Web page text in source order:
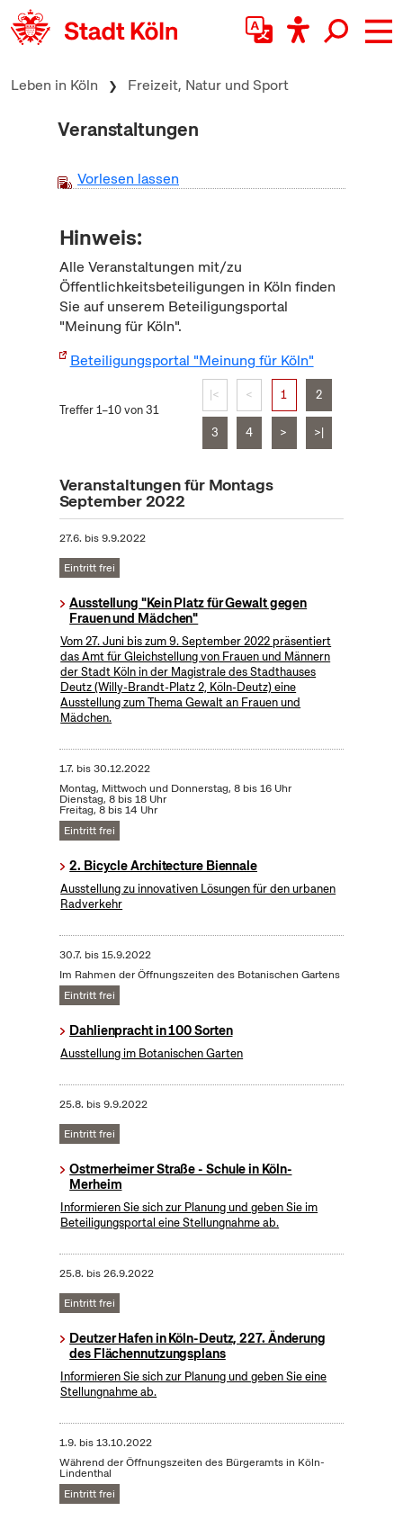
zum Inhalt springen
Leben in Köln Freizeit, Natur und Sport
Veranstaltungen
Vorlesen lassen
Hinweis:
Alle Veranstaltungen mit/zu
Öffentlichkeitsbeteiligungen in Köln finden
Sie auf unserem Beteiligungsportal
"Meinung für Köln".
Beteiligungsportal "Meinung für Köln"
Treffer 1–10 von 31
|< < 1 2
3 4 > >|
Veranstaltungen für Montags
September 2022
27.6. bis9.9.2022
Eintritt frei
Ausstellung "Kein Platz für Gewalt gegen
Frauen und Mädchen"
Vom 27. Juni bis zum 9. September 2022 präsentiert
das Amt für Gleichstellung von Frauen und Männern
der Stadt Köln in der Magistrale des Stadthauses
Deutz (Willy-Brandt-Platz 2, Köln-Deutz) eine
Ausstellung zum Thema Gewalt an Frauen und
Mädchen.
1.7. bis30.12.2022
Montag, Mittwoch und Donnerstag, 8 bis 16 Uhr
Dienstag, 8 bis 18 Uhr
Freitag, 8 bis 14 Uhr
Eintritt frei
2. Bicycle Architecture Biennale
Ausstellung zu innovativen Lösungen für den urbanen
Radverkehr
30.7. bis15.9.2022
Im Rahmen der Öffnungszeiten des Botanischen Gartens
Eintritt frei
Dahlienpracht in 100 Sorten
Ausstellung im Botanischen Garten
25.8. bis9.9.2022
Eintritt frei
Ostmerheimer Straße - Schule in Köln-
Merheim
Informieren Sie sich zur Planung und geben Sie im
Beteiligungsportal eine Stellungnahme ab.
25.8. bis26.9.2022
Eintritt frei
Deutzer Hafen in Köln-Deutz, 227. Änderung
des Flächennutzungsplans
Informieren Sie sich zur Planung und geben Sie eine
Stellungnahme ab.
1.9. bis13.10.2022
Während der Öffnungszeiten des Bürgeramts in Köln-
Lindenthal
Eintritt frei